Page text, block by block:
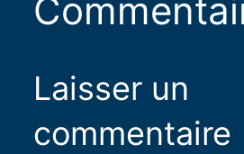
Laisser un
commentaire